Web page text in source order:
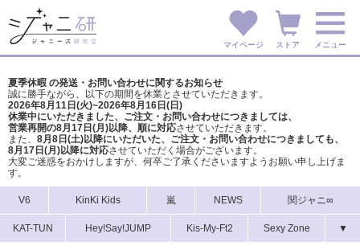
マイページ ストア メニュー
夏季休暇 の発送・お問い合わせに関するお知らせ
誠に勝手ながら、以下の期間を休業とさせていただきます。
2026年8月11日(火)~2026年8月16日(日)
休業中にいただきました、ご注文・お問い合わせにつきましては、
営業再開の8月17日(月)以降、順に対応させていただきます。
また、 8月8日(土)以降にいただいた、ご注文・ お問い合わせにつきましても、
8月17日(月)以降に対応させていただく場合がございます。
大変ご迷惑をおかけしますが、 何卒ご了承くださいますようお願い申し上げま
す。
V6 KinKi Kids 嵐 NEWS 関ジャニ∞
KAT-TUN Hey!Say!JUMP Kis-My-Ft2 Sexy Zone ▼